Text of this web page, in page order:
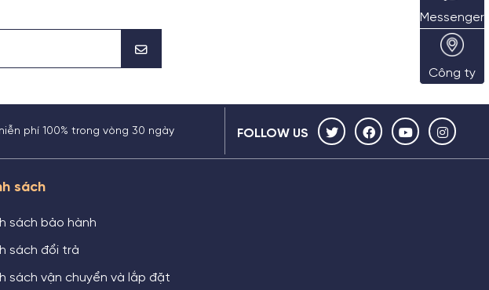
Messenger
Công ty
phí 100% trong vòng 30 ngày FOLLOW US
sách
sách bảo hành
sách đổi trả
sách vận chuyển và lắp đặt